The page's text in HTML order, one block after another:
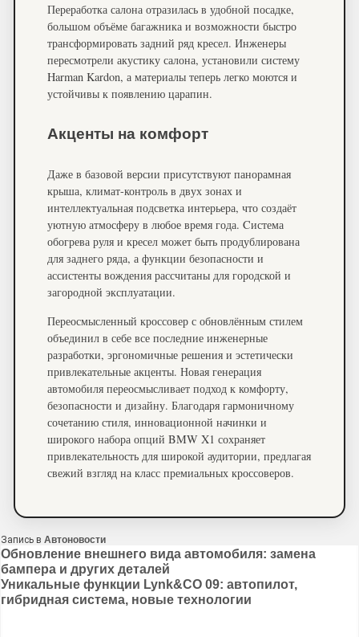
Переработка салона отразилась в удобной посадке,
большом объёме багажника и возможности быстро
трансформировать задний ряд кресел. Инженеры
пересмотрели акустику салона, установили систему
Harman Kardon, а материалы теперь легко моются и
устойчивы к появлению царапин.
Акценты на комфорт
Даже в базовой версии присутствуют панорамная
крыша, климат-контроль в двух зонах и
интеллектуальная подсветка интерьера, что создаёт
уютную атмосферу в любое время года. Cистема
обогрева руля и кресел может быть продублирована
для заднего ряда, а функции безопасности и
ассистенты вождения рассчитаны для городской и
загородной эксплуатации.
Переосмысленный кроссовер с обновлённым стилем
объединил в себе все последние инженерные
разработки, эргономичные решения и эстетически
привлекательные акценты. Новая генерация
автомобиля переосмысливает подход к комфорту,
безопасности и дизайну. Благодаря гармоничному
сочетанию стиля, инновационной начинки и
широкого набора опций BMW X1 сохраняет
привлекательность для широкой аудитории, предлагая
свежий взгляд на класс премиальных кроссоверов.
Запись в Автоновости
Навигация
по
записям
Обновление внешнего вида автомобиля: замена
бампера и других деталей
Уникальные функции Lynk&CO 09: автопилот,
гибридная система, новые технологии